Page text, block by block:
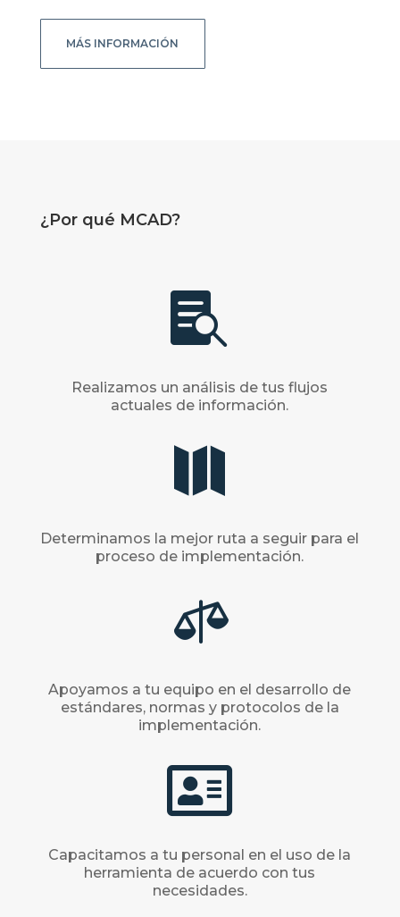
MÁS INFORMACIÓN
¿Por qué MCAD?

Realizamos un análisis de tus flujos
actuales de información.

Determinamos la mejor ruta a seguir para el
proceso de implementación.

Apoyamos a tu equipo en el desarrollo de
estándares, normas y protocolos de la
implementación.

Capacitamos a tu personal en el uso de la
herramienta de acuerdo con tus
necesidades.